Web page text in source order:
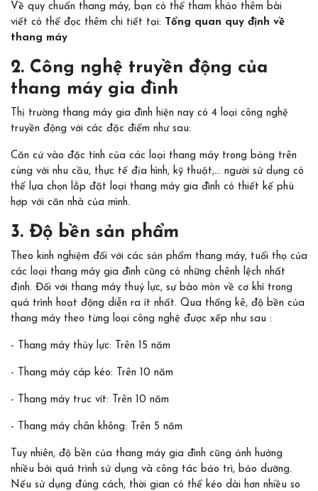
Về quy chuẩn thang máy, bạn có thể tham khảo thêm bài
viết có thể đọc thêm chi tiết tại: Tổng quan quy định về
thang máy
2. Công nghệ truyền động của
thang máy gia đình
Thị trường thang máy gia đình hiện nay có 4 loại công nghệ
truyền động với các đặc điểm như sau:
Căn cứ vào đặc tính của các loại thang máy trong bảng trên
cùng với nhu cầu, thực tế địa hình, kỹ thuật,… người sử dụng có
thể lựa chọn lắp đặt loại thang máy gia đình có thiết kế phù
hợp với căn nhà của mình.
3. Độ bền sản phẩm
Theo kinh nghiệm đối với các sản phẩm thang máy, tuổi thọ của
các loại thang máy gia đình cũng có những chênh lệch nhất
định. Đối với thang máy thuỷ lực, sự bào mòn về cơ khí trong
quá trình hoạt động diễn ra ít nhất. Qua thống kê, độ bền của
thang máy theo từng loại công nghệ được xếp như sau :
- Thang máy thủy lực: Trên 15 năm
- Thang máy cáp kéo: Trên 10 năm
- Thang máy trục vít: Trên 10 năm
- Thang máy chân không: Trên 5 năm
Tuy nhiên, độ bền của thang máy gia đình cũng ảnh hưởng
nhiều bởi quá trình sử dụng và công tác bảo trì, bảo dưỡng.
Nếu sử dụng đúng cách, thời gian có thể kéo dài hơn nhiều so